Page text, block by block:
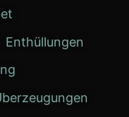
Enthüllungen